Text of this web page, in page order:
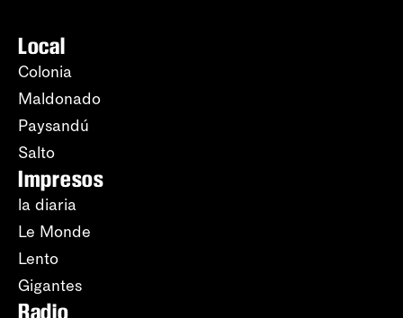
Local
Colonia
Maldonado
Paysandú
Salto
Impresos
la diaria
Le Monde
Lento
Gigantes
Radio